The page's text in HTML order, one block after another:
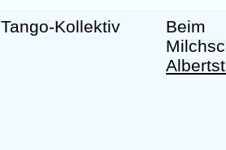
Tango-Kollektiv
Beim